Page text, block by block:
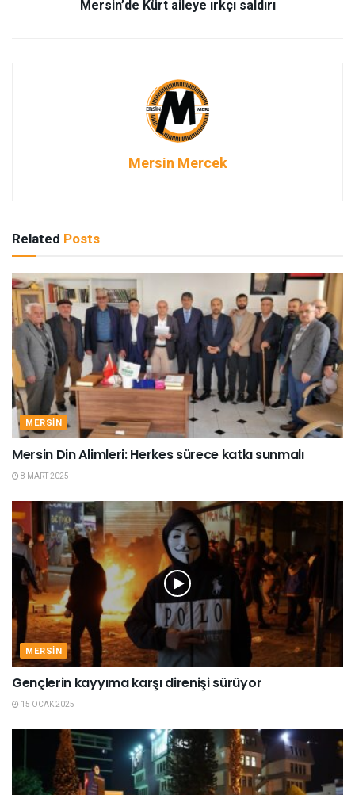
Mersin’de Kürt aileye ırkçı saldırı
Mersin Mercek
Related Posts
MERSIN
Mersin Din Alimleri: Herkes sürece katkı sunmalı
8 MART 2025
MERSIN
Gençlerin kayyıma karşı direnişi sürüyor
15 OCAK 2025